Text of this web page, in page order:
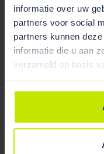
informatie over uw
partners voor social
partners kunnen
informatie die u aan
verzameld op basis